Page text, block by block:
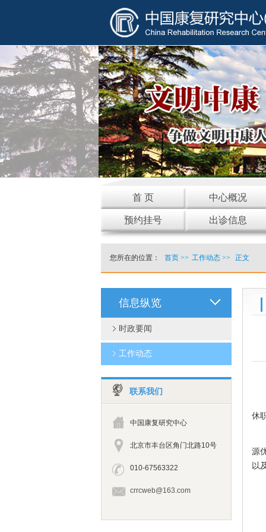
首 页 中心概况
预约挂号 出诊信息
您所在的位置： 首页>> 工作动态>> 正文
信息纵览
时政要闻
工作动态
联系我们
中国康复研究中心
北京市丰台区角门北路10号
010-67563322
crrcweb@163.com
休
源
以